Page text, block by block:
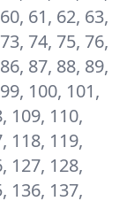
61, 62, 63,
74, 75, 76,
87, 88, 89,
100, 101,
109, 110,
118, 119,
127, 128,
136, 137,